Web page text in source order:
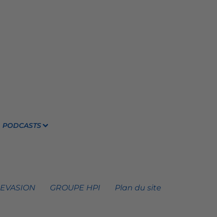
PODCASTS
GROUPE HPI Plan du site